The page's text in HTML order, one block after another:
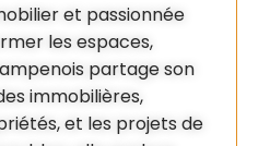
et passionnée
les espaces,
partage son
immobilières,
et les projets de